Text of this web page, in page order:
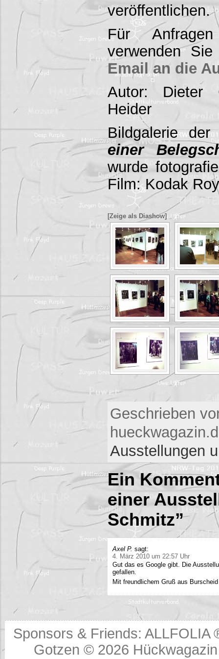
veröffentlichen.
Für
verwenden
Email an die
Autor: Dieter
Heider
Bildgalerie
einer
wurde
Film: Kodak
[Zeige als Diashow]
Geschrieben
Ausstellungen
Ein
einer
Schmitz”
Axel P. sagt:
4. März 2010 um 22:57 Uhr
Gut das es Google gibt. Die
gefallen.
Mit freundlichem Gruß aus Burscheid
Sponsors & Friends:ALLFOLIA
Gotzen © 2026